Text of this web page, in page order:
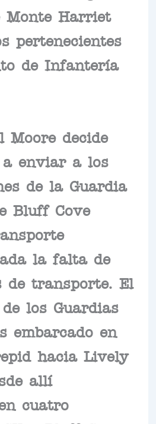
Monte Harriet
pertenecientes
de Infantería
Moore decide
a enviar a los
de la Guardia
Bluff Cove
la falta de
de transporte. El
los Guardias
embarcado en
hacia Lively
allí
cuatro